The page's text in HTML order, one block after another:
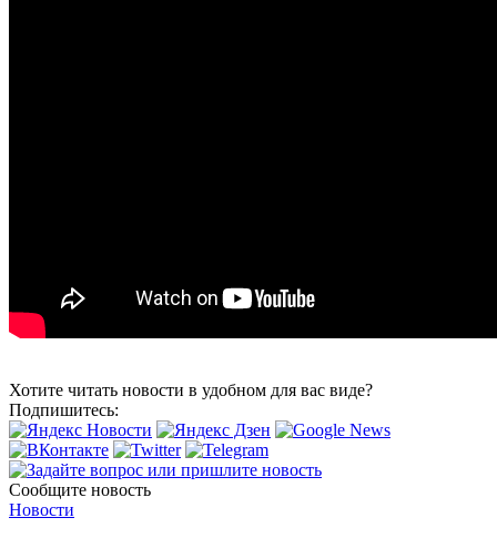
Хотите читать новости в удобном для вас виде?
Подпишитесь:
Сообщите новость
Новости